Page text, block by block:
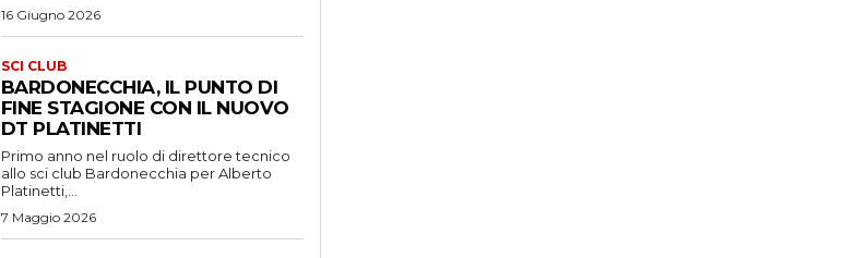
16 Giugno 2026
SCI CLUB
BARDONECCHIA, IL PUNTO DI
FINE STAGIONE CON IL NUOVO
DT PLATINETTI
Primo anno nel ruolo di direttore tecnico
allo sci club Bardonecchia per Alberto
Platinetti,...
7 Maggio 2026